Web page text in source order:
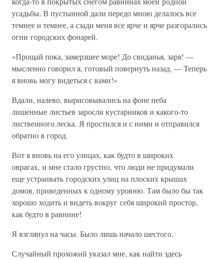
усадьбы. В пустынной дали передо мною делалось все
темнее и темнее, а сзади меня все ярче и ярче разгорались
огни городских фонарей.
«Прощай пока, замерзшее море! До свиданья, заря! —
мысленно говорил я, готовый повернуть назад. — Теперь
я вновь могу видеться с вами!»
Вдали, налево, вырисовывались на фоне неба
лишенные листьев заросли кустарников и какого-то
лиственного леска. Я простился и с ними и отправился
обратно в город.
Вот я вновь на его улицах, как будто в широких
оврагах, и мне стало грустно, что люди не придумали
еще устраивать городских улиц на плоских крышах
домов, приведенных к одному уровню. Там было бы так
хорошо ходить и видеть вокруг себя широкий простор,
как будто в равнине!
Я взглянул на часы. Было лишь начало шестого.
Случайный прохожий указал мне, как найти здесь